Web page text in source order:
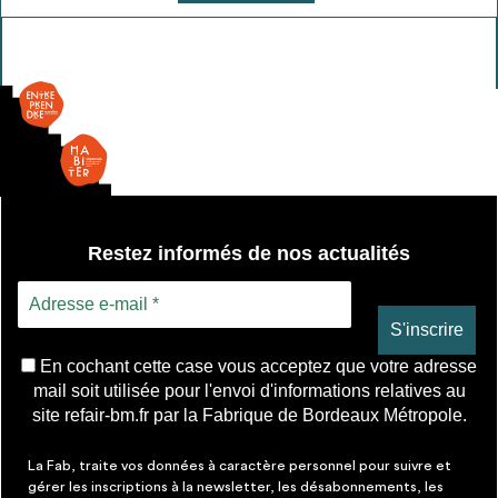
de
Restez informés de nos actualités
En cochant cette case vous acceptez que votre adresse
mail soit utilisée pour l'envoi d'informations relatives au
site refair-bm.fr par la Fabrique de Bordeaux Métropole.
La Fab, traite vos données à caractère personnel pour suivre et
gérer les inscriptions à la newsletter, les désabonnements, les